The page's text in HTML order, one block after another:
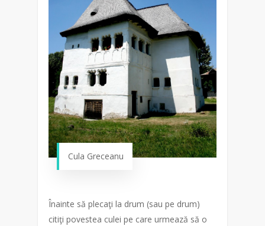
Cula Greceanu
Înainte să plecaţi la drum (sau pe drum)
citiţi povestea culei pe care urmează să o